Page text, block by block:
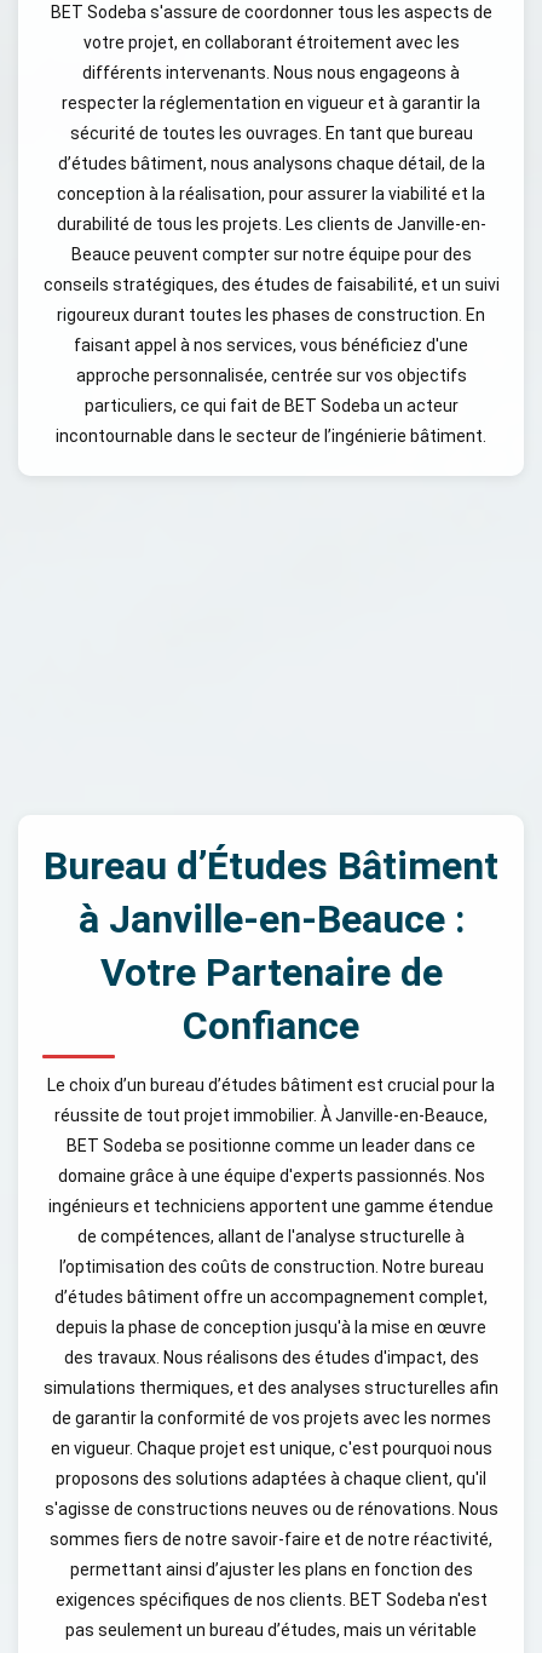
BET Sodeba s'assure de coordonner tous les aspects de
votre projet, en collaborant étroitement avec les
différents intervenants. Nous nous engageons à
respecter la réglementation en vigueur et à garantir la
sécurité de toutes les ouvrages. En tant que bureau
d’études bâtiment, nous analysons chaque détail, de la
conception à la réalisation, pour assurer la viabilité et la
durabilité de tous les projets. Les clients de Janville-en-
Beauce peuvent compter sur notre équipe pour des
conseils stratégiques, des études de faisabilité, et un suivi
rigoureux durant toutes les phases de construction. En
faisant appel à nos services, vous bénéficiez d'une
approche personnalisée, centrée sur vos objectifs
particuliers, ce qui fait de BET Sodeba un acteur
incontournable dans le secteur de l’ingénierie bâtiment.
Bureau d’Études Bâtiment
à Janville-en-Beauce :
Votre Partenaire de
Confiance
Le choix d’un bureau d’études bâtiment est crucial pour la
réussite de tout projet immobilier. À Janville-en-Beauce,
BET Sodeba se positionne comme un leader dans ce
domaine grâce à une équipe d'experts passionnés. Nos
ingénieurs et techniciens apportent une gamme étendue
de compétences, allant de l'analyse structurelle à
l’optimisation des coûts de construction. Notre bureau
d’études bâtiment offre un accompagnement complet,
depuis la phase de conception jusqu'à la mise en œuvre
des travaux. Nous réalisons des études d'impact, des
simulations thermiques, et des analyses structurelles afin
de garantir la conformité de vos projets avec les normes
en vigueur. Chaque projet est unique, c'est pourquoi nous
proposons des solutions adaptées à chaque client, qu'il
s'agisse de constructions neuves ou de rénovations. Nous
sommes fiers de notre savoir-faire et de notre réactivité,
permettant ainsi d’ajuster les plans en fonction des
exigences spécifiques de nos clients. BET Sodeba n'est
pas seulement un bureau d’études, mais un véritable